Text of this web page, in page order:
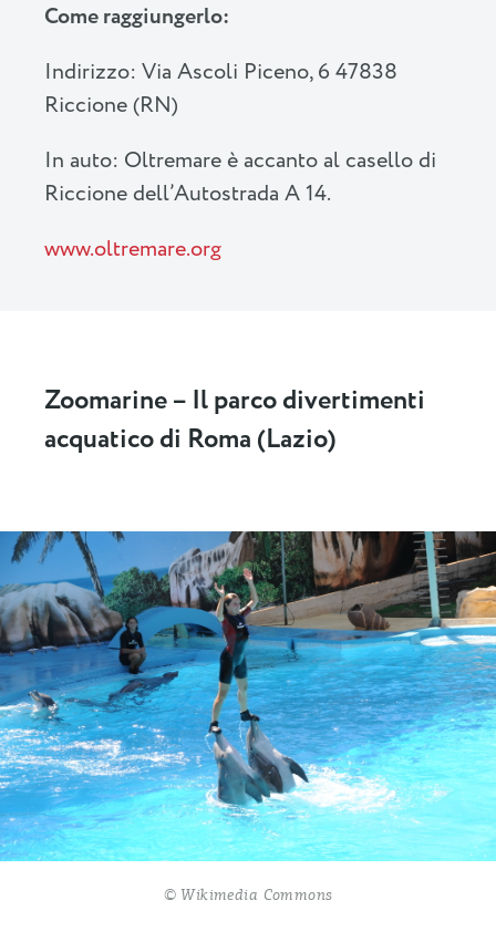
Come raggiungerlo:
Indirizzo: Via Ascoli Piceno, 6 47838
Riccione (RN)
In auto: Oltremare è accanto al casello di
Riccione dell’Autostrada A 14.
www.oltremare.org
Zoomarine – Il parco divertimenti
acquatico di Roma (Lazio)
© Wikimedia Commons